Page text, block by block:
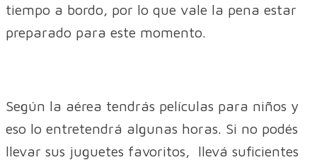
tiempo a bordo, por lo que vale la pena estar
preparado para este momento.
Según la aérea tendrás películas para niños y
eso lo entretendrá algunas horas. Si no podés
llevar sus juguetes favoritos, llevá suficientes